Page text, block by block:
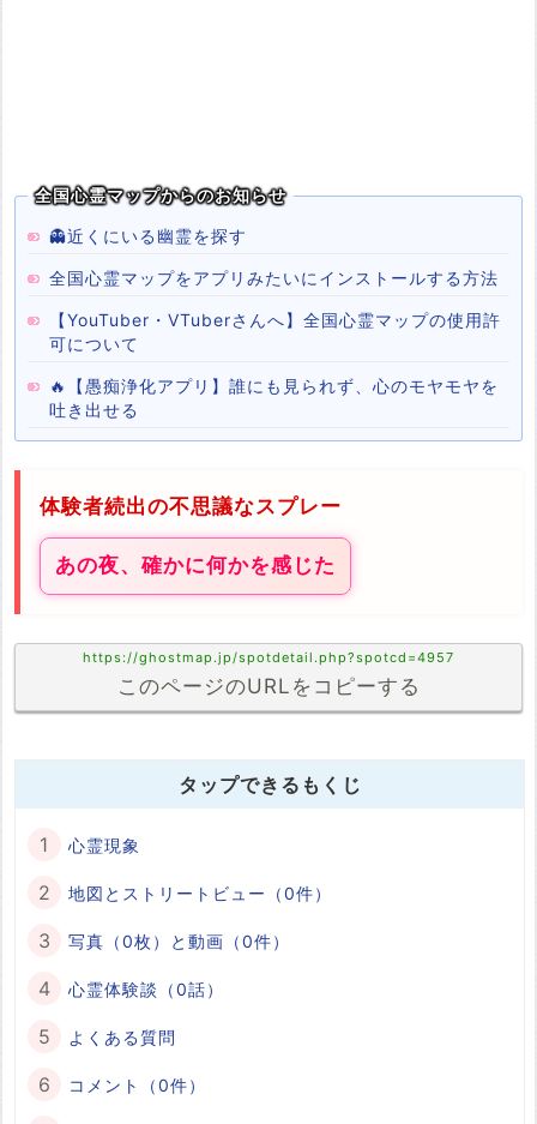
全国心霊マップからのお知らせ
👻近くにいる幽霊を探す
全国心霊マップをアプリみたいにインストールする方法
【YouTuber・VTuberさんへ】全国心霊マップの使用許
可について
🔥【愚痴浄化アプリ】誰にも見られず、心のモヤモヤを
吐き出せる
体験者続出の不思議なスプレー
あの夜、確かに何かを感じた
https://ghostmap.jp/spotdetail.php?spotcd=4957
このページのURLをコピーする
タップできるもくじ
心霊現象
地図とストリートビュー（0件）
写真（0枚）と動画（0件）
心霊体験談（0話）
よくある質問
コメント（0件）